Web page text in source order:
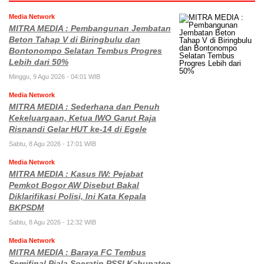
Media Network
MITRA MEDIA : Pembangunan Jembatan
Beton Tahap V di Biringbulu dan
Bontonompo Selatan Tembus Progres
Lebih dari 50%
Minggu, 9 Agu 2026 - 04:01 WIB
Media Network
MITRA MEDIA : Sederhana dan Penuh
Kekeluargaan, Ketua IWO Garut Raja
Risnandi Gelar HUT ke-14 di Egele
Sabtu, 8 Agu 2026 - 17:01 WIB
Media Network
MITRA MEDIA : Kasus IW: Pejabat
Pemkot Bogor AW Disebut Bakal
Diklarifikasi Polisi, Ini Kata Kepala
BKPSDM
Sabtu, 8 Agu 2026 - 12:32 WIB
Media Network
MITRA MEDIA : Baraya FC Tembus